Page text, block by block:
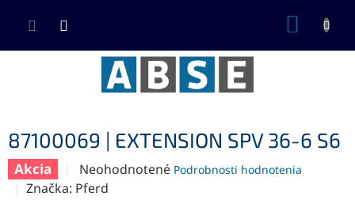
87100069 | EXTENSION SPV 36-6 S6
Akcia
Priemerné
hodnotenie
Neohodnotené Podrobnosti hodnotenia
Značka: Pferd